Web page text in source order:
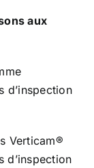
aux
d’inspection
Verticam®
d’inspection